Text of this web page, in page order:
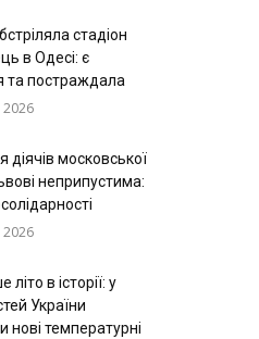
стадіон
в Одесі: є
та постраждала
діячів московської
неприпустима:
літо в історії: у
України
нові температурні